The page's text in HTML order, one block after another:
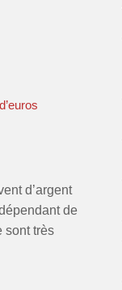
d’argent
de
sont très